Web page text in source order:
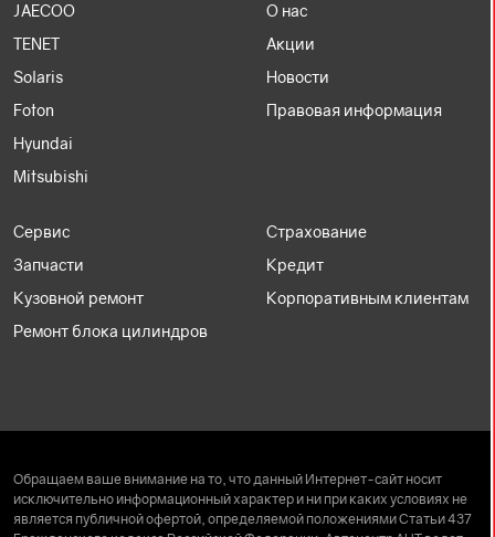
JAECOO
TENET
Solaris
Foton
Hyundai
Mitsubishi
О нас
Акции
Новости
Правовая информация
Сервис
Запчасти
Кузовной ремонт
Ремонт блока цилиндров
Страхование
Кредит
Корпоративным клиентам
Обращаем ваше внимание на то, что данный Интернет-сайт носит
исключительно информационный характер и ни при каких условиях не
является публичной офертой, определяемой положениями Статьи 437